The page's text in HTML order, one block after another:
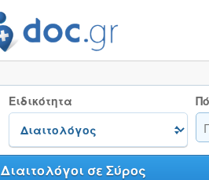
Ειδικότητα
Διαιτολόγοι σε Σύρος